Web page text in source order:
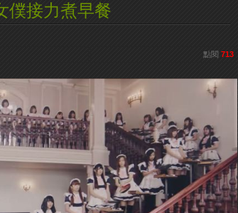
僕接力煮早餐
點閱 713